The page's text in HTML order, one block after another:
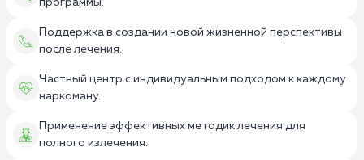
программы.
Поддержка в создании новой жизненной перспективы
после лечения.
Частный центр с индивидуальным подходом к каждому
наркоману.
Применение эффективных методик лечения для
полного излечения.